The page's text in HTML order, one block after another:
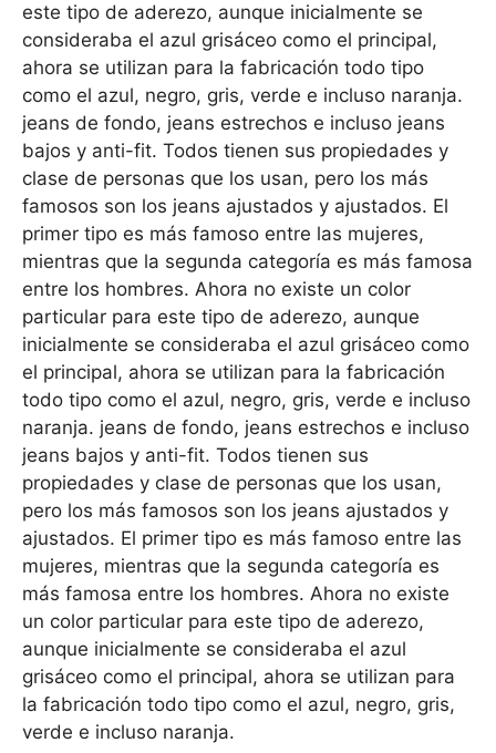
este tipo de aderezo, aunque inicialmente se
consideraba el azul grisáceo como el principal,
ahora se utilizan para la fabricación todo tipo
como el azul, negro, gris, verde e incluso naranja.
jeans de fondo, jeans estrechos e incluso jeans
bajos y anti-fit. Todos tienen sus propiedades y
clase de personas que los usan, pero los más
famosos son los jeans ajustados y ajustados. El
primer tipo es más famoso entre las mujeres,
mientras que la segunda categoría es más famosa
entre los hombres. Ahora no existe un color
particular para este tipo de aderezo, aunque
inicialmente se consideraba el azul grisáceo como
el principal, ahora se utilizan para la fabricación
todo tipo como el azul, negro, gris, verde e incluso
naranja. jeans de fondo, jeans estrechos e incluso
jeans bajos y anti-fit. Todos tienen sus
propiedades y clase de personas que los usan,
pero los más famosos son los jeans ajustados y
ajustados. El primer tipo es más famoso entre las
mujeres, mientras que la segunda categoría es
más famosa entre los hombres. Ahora no existe
un color particular para este tipo de aderezo,
aunque inicialmente se consideraba el azul
grisáceo como el principal, ahora se utilizan para
la fabricación todo tipo como el azul, negro, gris,
verde e incluso naranja.